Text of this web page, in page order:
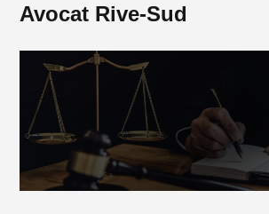
Avocat Rive-Sud